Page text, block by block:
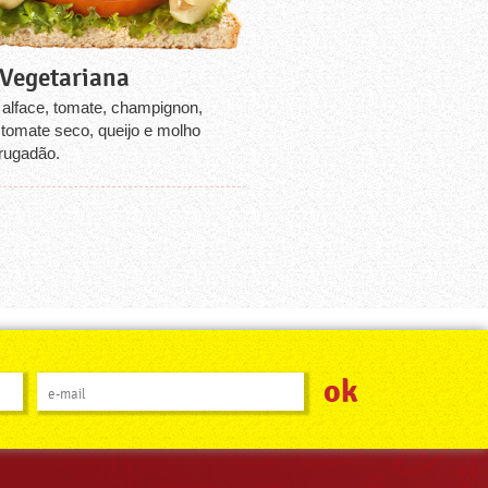
tomate, champignon,
seco, queijo e molho